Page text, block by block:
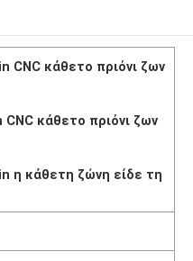
CNC κάθετο πριόνι ζων
CNC κάθετο πριόνι ζων
η κάθετη ζώνη είδε τη